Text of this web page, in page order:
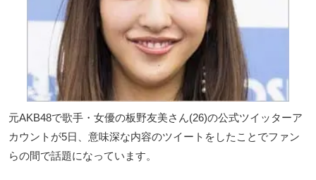
元AKB48で歌手・女優の板野友美さん(26)の公式ツイッターア
カウントが5日、意味深な内容のツイートをしたことでファン
らの間で話題になっています。